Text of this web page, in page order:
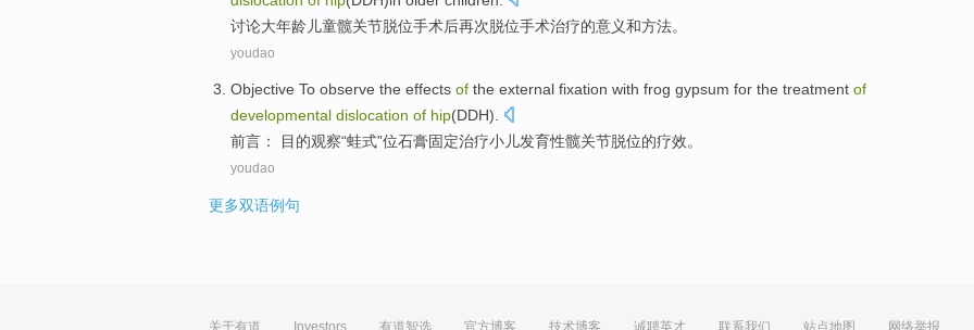
讨论大年龄儿童髋关节脱位手术后再次脱位手术治疗的意义和方法。
youdao
Objective To observe the effects of the external fixation with frog gypsum for the treatment of
developmental dislocation of hip(DDH).
前言：
目的观察“蛙式”位石膏固定治疗小儿发育性髋关节脱位的疗效。
youdao
更多双语例句